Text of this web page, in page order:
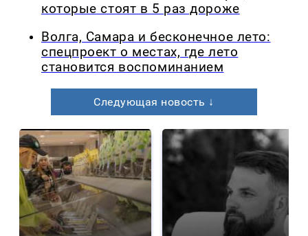
которые стоят в 5 раз дороже
Волга, Самара и бесконечное лето:
спецпроект о местах, где лето
становится воспоминанием
Следующая новость ↓